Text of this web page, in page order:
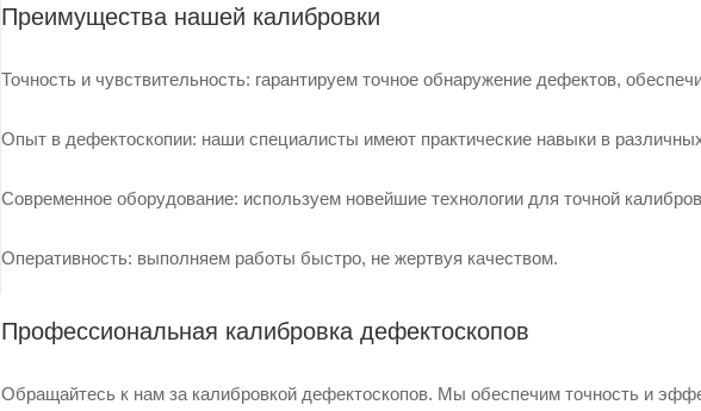
Преимущества нашей калибровки
Точность и чувствительность: гарантируем точное обнаружение дефектов,
Опыт в дефектоскопии: наши специалисты имеют практические навыки в
Современное оборудование: используем новейшие технологии для точной
Оперативность: выполняем работы быстро, не жертвуя качеством.
Профессиональная калибровка дефектоскопов
Обращайтесь к нам за калибровкой дефектоскопов. Мы обеспечим точность и